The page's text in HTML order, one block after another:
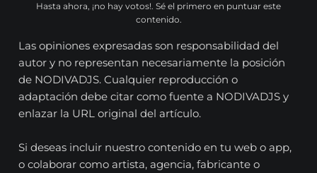
Hasta ahora, ¡no hay votos!. Sé el primero en puntuar este
contenido.
Las opiniones expresadas son responsabilidad del
autor y no representan necesariamente la posición
de NODIVADJS. Cualquier reproducción o
adaptación debe citar como fuente a NODIVADJS y
enlazar la URL original del artículo.
Si deseas incluir nuestro contenido en tu web o app,
o colaborar como artista, agencia, fabricante o